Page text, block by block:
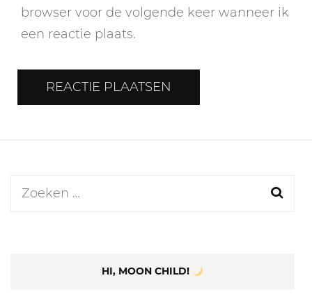
browser voor de volgende keer wanneer ik
een reactie plaats.
Zoeken
HI, MOON CHILD!